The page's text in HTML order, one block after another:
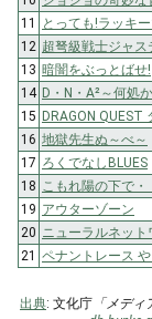
11
とっても!ラッキ
12 超弩級戦士ジャス
13 暗闇をぶっとばせ!
14 D・N・A²～何処
15 DRAGON QUEST
16 地獄先生ぬ～べ～
17 ろくでなしBLUES
18
こもれ陽の下で・
19 アウターゾーン
20 ニューラルネッ
21 ペナントレース
出典: 文化庁 「メデ